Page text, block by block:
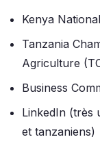
Kenya
Tanzania
Agriculture
Business
LinkedIn (très
et tanzaniens)